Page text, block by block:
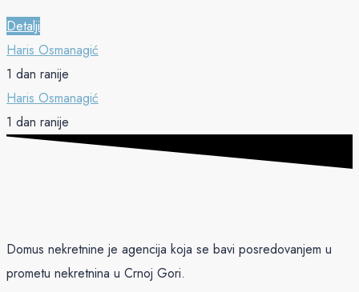
Detalji
Haris Osmanagić
1 dan ranije
Haris Osmanagić
1 dan ranije
Domus nekretnine je agencija koja se bavi posredovanjem u
prometu nekretnina u Crnoj Gori.